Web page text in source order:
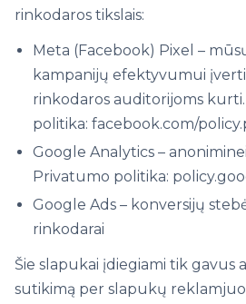
rinkodaros tikslais:
Meta (Facebook) Pixel –
kampanijų efektyvumui
rinkodaros auditorijoms
politika: facebook.com/
Google Analytics –
Privatumo politika:
Google Ads – konversijų
rinkodarai
Šie slapukai įdiegiami tik gavus
sutikimą per slapukų